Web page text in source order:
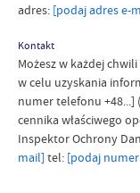
adres: [podaj adres e-
Kontakt
Możesz w każdej
w celu uzyskania
numer telefonu +48...]
cennika właściwego
Inspektor Ochrony
mail] tel: [podaj